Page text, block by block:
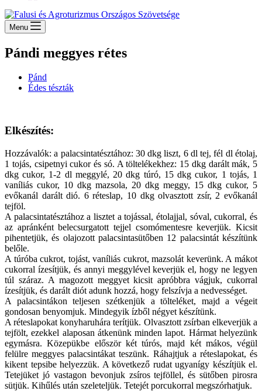
Menu
Pándi meggyes rétes
Pánd
Édes tészták
Elkészítés:
Hozzávalók: a palacsintatésztához: 30 dkg liszt, 6 dl tej, fél dl étolaj,
1 tojás, csipetnyi cukor és só. A töltelékekhez: 15 dkg darált mák, 5
dkg cukor, 1-2 dl meggylé, 20 dkg túró, 15 dkg cukor, 1 tojás, 1
vaníliás cukor, 10 dkg mazsola, 20 dkg meggy, 15 dkg cukor, 5
evőkanál darált dió. 6 réteslap, 10 dkg olvasztott zsír, 2 evőkanál
tejföl.
A palacsintatésztához a lisztet a tojással, étolajjal, sóval, cukorral, és
az apránként belecsurgatott tejjel csomómentesre keverjük. Kicsit
pihentetjük, és olajozott palacsintasütőben 12 palacsintát készítünk
belőle.
A túróba cukrot, tojást, vaníliás cukrot, mazsolát keverünk. A mákot
cukorral ízesítjük, és annyi meggylével keverjük el, hogy ne legyen
túl száraz. A magozott meggyet kicsit apróbbra vágjuk, cukorral
ízesítjük, és darált diót adunk hozzá, hogy felszívja a nedvességet.
A palacsintákon teljesen szétkenjük a tölteléket, majd a végeit
gondosan benyomjuk. Mindegyik ízből négyet készítünk.
A réteslapokat konyharuhára terítjük. Olvasztott zsírban elkeverjük a
tejfölt, ezekkel alaposan átkenünk minden lapot. Hármat helyezünk
egymásra. Közepükbe először két túrós, majd két mákos, végül
felülre meggyes palacsintákat teszünk. Ráhajtjuk a réteslapokat, és
kikent tepsibe helyezzük. A következő rudat ugyanígy készítjük el.
Tetejüket jó vastagon bevonjuk zsíros tejföllel, és sütőben pirosra
sütjük. Kihűlés után szeleteljük. Tetejét porcukorral megszórhatjuk.